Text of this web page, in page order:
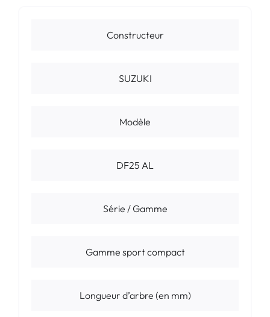
Constructeur
SUZUKI
Modèle
DF25 AL
Série / Gamme
Gamme sport compact
Longueur d’arbre (en mm)